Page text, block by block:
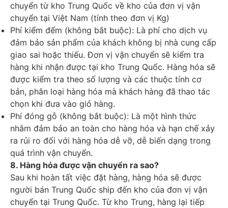
chuyển từ kho Trung Quốc về kho của đơn vị vận
chuyển tại Việt Nam (tính theo đơn vị Kg)
Phí kiểm đếm (không bắt buộc): Là phí cho dịch vụ
đảm bảo sản phẩm của khách không bị nhà cung cấp
giao sai hoặc thiếu. Đơn vị vận chuyển sẽ kiểm tra
hàng khi nhận được tại kho Trung Quốc. Hàng hóa sẽ
được kiểm tra theo số lượng và các thuộc tính cơ
bản, phân loại hàng hóa mà khách hàng đã thao tác
chọn khi đưa vào giỏ hàng.
Phí đóng gỗ (không bắt buộc): Là một hình thức
nhằm đảm bảo an toàn cho hàng hóa và hạn chế xảy
ra rủi ro đối với hàng hóa dễ vỡ, dễ biến dạng trong
quá trình vận chuyển.
8. Hàng hóa được vận chuyển ra sao?
Sau khi hoàn tất việc đặt hàng, hàng hóa sẽ được
người bán Trung Quốc ship đến kho của đơn vị vận
chuyển tại Trung Quốc. Từ kho Trung, hàng lại tiếp